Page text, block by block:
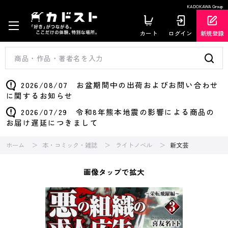
KADOKAWA Group
カート ログイン 新規登録
2026/08/07 お盆期間中の出荷およびお問い合わせ
に関するお知らせ
2026/07/29 令和8年熊本地震の影響による商品の
お届け遅延につきまして
ホーム 本・コミック・雑誌 ライトノベル 新文芸
画像タップで拡大